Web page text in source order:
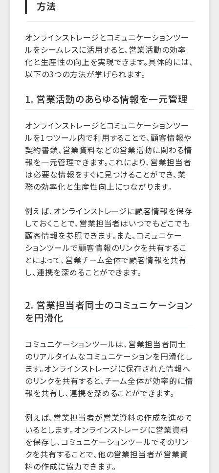
方法
オンラインストレージとコミュニケーションツー
ルをシームレスに活用すると、営業活動の効率
化と生産性の向上を実現できます。具体的には、
以下の3つの方法が挙げられます。
1. 営業活動のあらゆる情報を一元管理
オンラインストレージとコミュニケーションツー
ルを1つツール内で利用することで、顧客情報や
契約書類、営業資料などの営業活動に関わる情
報を一元管理できます。これにより、営業担当者
は必要な情報をすぐに見つけることができ、業
務の効率化と生産性向上につながります。
例えば、オンラインストレージに顧客情報を保存
しておくことで、営業担当者はいつでもどこでも
顧客情報を参照できます。また、コミュニケー
ションツールで顧客情報のリンクを共有するこ
とによって、営業チーム全体で顧客情報を共有
し、連携を深めることができます。
2. 営業担当者同士のコミュニケーション
を円滑化
コミュニケーションツールは、営業担当者同士
のリアルタイムなコミュニケーションを円滑化し
ます。オンラインストレージに保存された情報へ
のリンクを共有すると、チーム全体が効率的に情
報を共有し、連携を深めることができます。
例えば、営業担当者が営業資料の作成を進めて
いるとします。オンラインストレージに営業資料
を保存し、コミュニケーションツールでそのリン
クを共有することで、他の営業担当者が営業資
料の作成に協力できます。